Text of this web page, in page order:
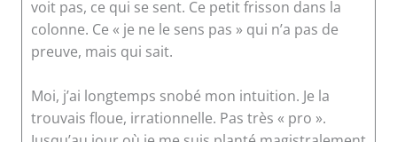
voit pas, ce qui se sent. Ce petit frisson dans la
colonne. Ce « je ne le sens pas » qui n’a pas de
preuve, mais qui sait.
Moi, j’ai longtemps snobé mon intuition. Je la
trouvais floue, irrationnelle. Pas très « pro ».